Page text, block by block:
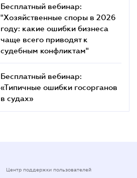
Бесплатный вебинар:
"Хозяйственные споры в 2026
году: какие ошибки бизнеса
чаще всего приводят к
судебным конфликтам"
Бесплатный вебинар:
«Типичные ошибки госорганов
в судах»
Центр поддержки пользователей